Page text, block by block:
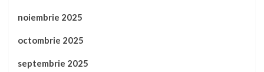
noiembrie 2025
octombrie 2025
septembrie 2025